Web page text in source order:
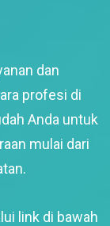
dan
profesi di
Anda untuk
mulai dari
link di bawah